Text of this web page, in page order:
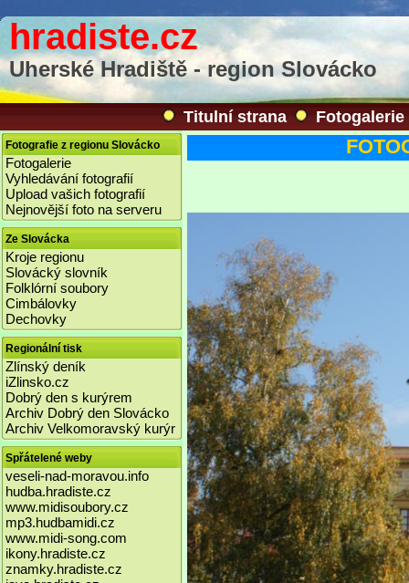
hradiste.cz
Uherské Hradiště - region Slovácko
Titulní strana Fotogalerie
Fotografie z regionu Slovácko
Fotogalerie
Vyhledávání fotografií
Upload vašich fotografií
Nejnovější foto na serveru
Ze Slovácka
Kroje regionu
Slovácký slovník
Folklórní soubory
Cimbálovky
Dechovky
Regionální tisk
Zlínský deník
iZlinsko.cz
Dobrý den s kurýrem
Archiv Dobrý den Slovácko
Archiv Velkomoravský kurýr
Spřátelené weby
veseli-nad-moravou.info
hudba.hradiste.cz
www.midisoubory.cz
mp3.hudbamidi.cz
www.midi-song.com
ikony.hradiste.cz
znamky.hradiste.cz